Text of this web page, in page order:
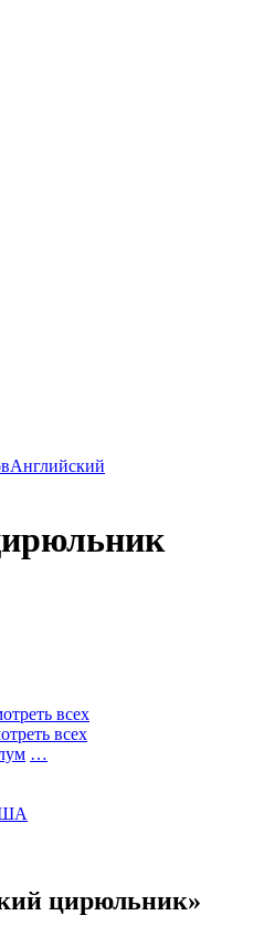
Английский
всех
всех
…
цирюльник»